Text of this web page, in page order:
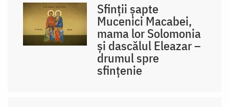
Sfinții șapte
Mucenici Macabei,
mama lor Solomonia
și dascălul Eleazar –
drumul spre
sfințenie